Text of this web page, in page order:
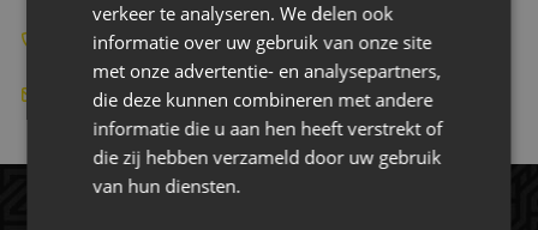
verkeer te analyseren. We delen ook
informatie over uw gebruik van onze site
met onze advertentie- en analysepartners,
die deze kunnen combineren met andere
informatie die u aan hen heeft verstrekt of
die zij hebben verzameld door uw gebruik
van hun diensten.